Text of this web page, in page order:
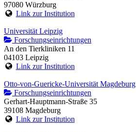
97080 Würzburg
Link zur Institution
Universität Leipzig
Forschungseinrichtungen
An den Tierkliniken 11
04103 Leipzig
Link zur Institution
Otto-von-Guericke-Universität Magdeburg
Forschungseinrichtungen
Gerhart-Hauptmann-Straße 35
39108 Magdeburg
Link zur Institution